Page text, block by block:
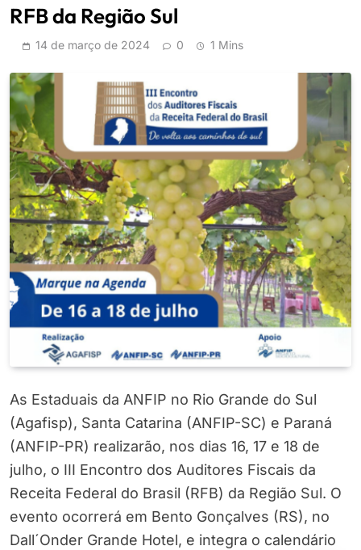
RFB da Região Sul
14 de março de 2024 0 1 Mins
As Estaduais da ANFIP no Rio Grande do Sul
(Agafisp), Santa Catarina (ANFIP-SC) e Paraná
(ANFIP-PR) realizarão, nos dias 16, 17 e 18 de
julho, o III Encontro dos Auditores Fiscais da
Receita Federal do Brasil (RFB) da Região Sul. O
evento ocorrerá em Bento Gonçalves (RS), no
Dall´Onder Grande Hotel, e integra o calendário